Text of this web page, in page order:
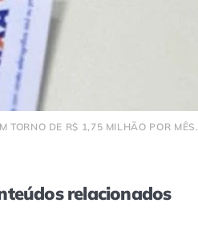
TORNO DE R$ 1,75 MILHÃO POR MÊS.
relacionados